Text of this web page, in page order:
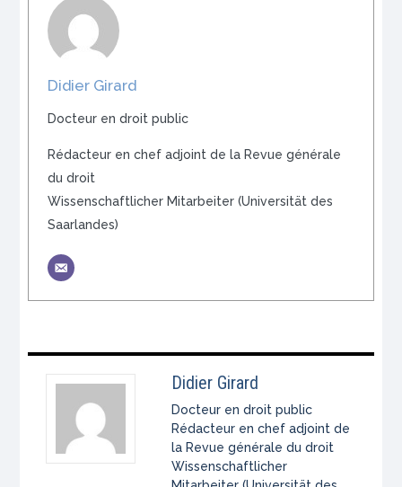
Didier Girard
Docteur en droit public
Rédacteur en chef adjoint de la Revue générale
du droit
Wissenschaftlicher Mitarbeiter (Universität des
Saarlandes)
Didier Girard
Docteur en droit public
Rédacteur en chef adjoint de
la Revue générale du droit
Wissenschaftlicher